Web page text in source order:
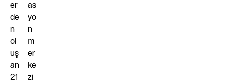
er
de
n
ol
uş
an
21
as
yo
n
m
er
ke
zi